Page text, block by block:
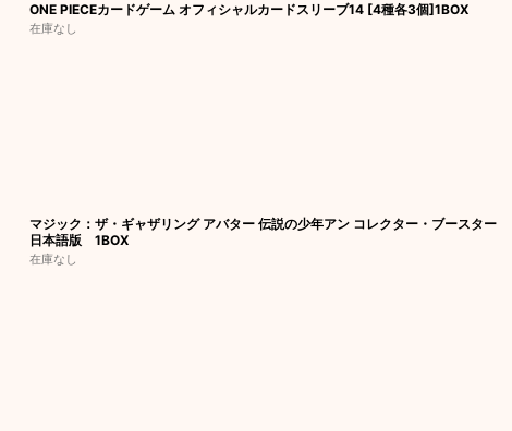
ONE PIECEカードゲーム オフィシャルカードスリーブ14 [4種各3個]1BOX
在庫なし
マジック：ザ・ギャザリング アバター 伝説の少年アン コレクター・ブースター
日本語版 1BOX
在庫なし